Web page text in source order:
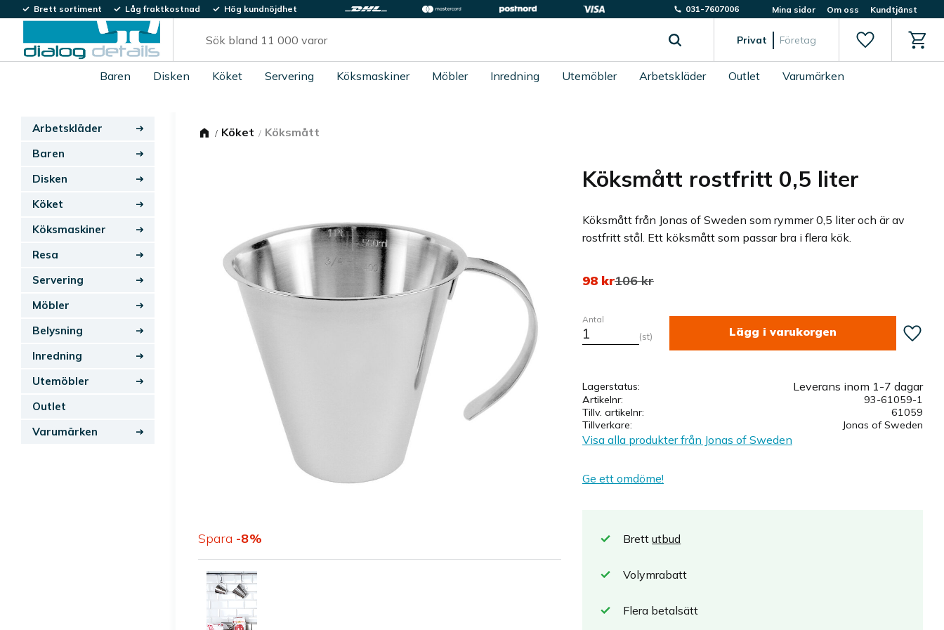
Brett sortiment Låg fraktkostnad Hög kundnöjdhet 031-7607006 Mina sidor Om oss Kundtjänst
Privat Företag Favoriter
Baren Disken Köket Servering Köksmaskiner Möbler Inredning Utemöbler Arbetskläder Outlet Varumärken
Köket Köksmått
Köksmått rostfritt 0,5 liter
Köksmått från Jonas of Sweden som rymmer 0,5 liter och är av
rostfritt stål. Ett köksmått som passar bra i flera kök.
Spara 8%
Nedsatt pris:
98krOrdinarie pris:
106kr
Antal
st Lägg
Lagerstatus Leverans inom 1-7 dagar
Artikelnr
93-61059-1
Tillv. artikelnr
61059
Tillverkare
Jonas of Sweden
Visa alla produkter från Jonas of Sweden
Ge ett omdöme!
Brettutbud
Volymrabatt
Flera betalsätt
Arbetskläder
Baren
Disken
Köket
Köksmaskiner
Resa
Servering
Möbler
Belysning
Inredning
Utemöbler
Outlet
Varumärken